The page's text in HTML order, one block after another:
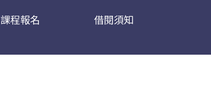
課程報名 借閱須知